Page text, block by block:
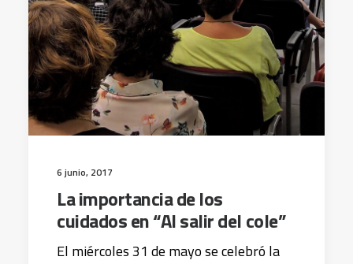
6 junio, 2017
La importancia de los
cuidados en “Al salir del cole”
El miércoles 31 de mayo se celebró la